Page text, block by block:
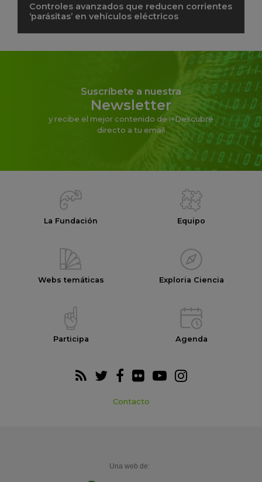
Controles avanzados que reducen corrientes
‘parásitas’ en vehículos eléctricos
Suscríbete a nuestra
Newsletter
y recibe el mejor contenido de i+Descubre
directo a tu email
La Fundación Equipo
Webs temáticas Exploria Ciencia
Participa Agenda
Contacto
Una web de: